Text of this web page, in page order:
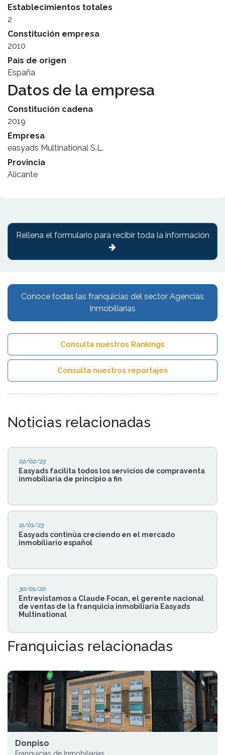
Establecimientos totales
2
Constitución empresa
2010
País de origen
España
Datos de la empresa
Constitución cadena
2019
Empresa
easyads Multinational S.L.
Provincia
Alicante
Conoce todas las franquicias del sector Agencias
Inmobiliarias
Consulta nuestros Rankings
Consulta nuestros reportajes
Noticias relacionadas
02/02/23
Easyads facilita todos los servicios de compraventa
inmobiliaria de principio a fin
11/01/23
Easyads continúa creciendo en el mercado
inmobiliario español
30/01/20
Entrevistamos a Claude Focan, el gerente nacional
de ventas de la franquicia inmobiliaria Easyads
Multinational
Franquicias relacionadas
Donpiso